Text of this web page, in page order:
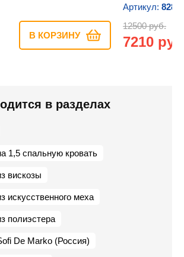
В КОРЗИНУ
Артикул:
12500 руб.
7210
в разделах
1,5 спальную кровать
вискозы
искусственного меха
полиэстера
De Marko (Россия)